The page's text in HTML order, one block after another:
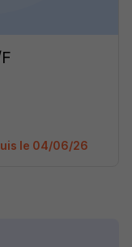
le 04/06/26